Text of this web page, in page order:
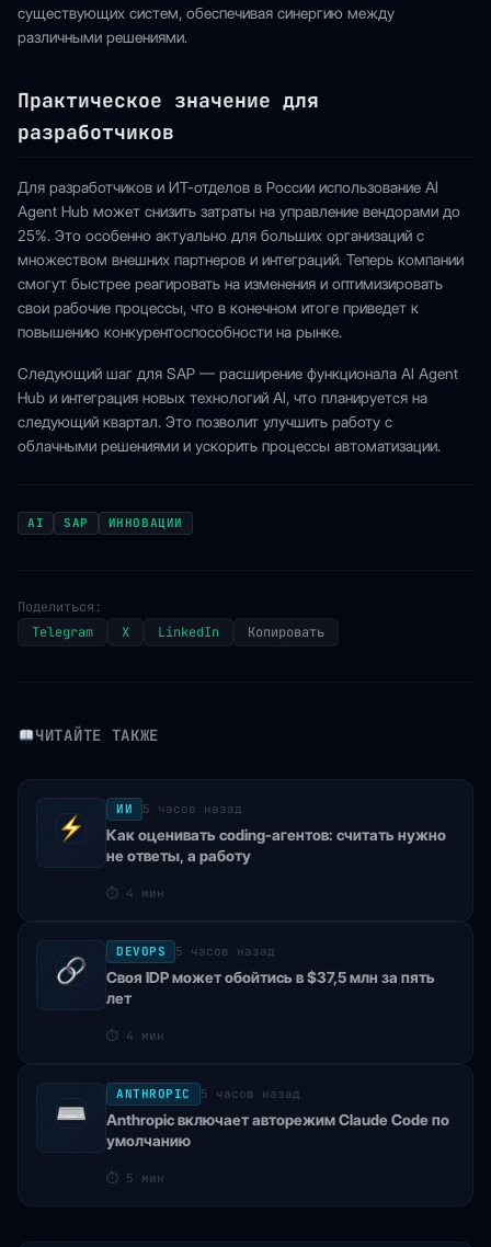
существующих систем, обеспечивая синергию между
различными решениями.
Практическое значение для
разработчиков
Для разработчиков и ИТ-отделов в России использование AI
Agent Hub может снизить затраты на управление вендорами до
25%. Это особенно актуально для больших организаций с
множеством внешних партнеров и интеграций. Теперь компании
смогут быстрее реагировать на изменения и оптимизировать
свои рабочие процессы, что в конечном итоге приведет к
повышению конкурентоспособности на рынке.
Следующий шаг для SAP — расширение функционала AI Agent
Hub и интеграция новых технологий AI, что планируется на
следующий квартал. Это позволит улучшить работу с
облачными решениями и ускорить процессы автоматизации.
AI SAP ИННОВАЦИИ
Поделиться:
Telegram
X LinkedIn Копировать
ЧИТАЙТЕ ТАКЖЕ
ИИ 5 часов назад
Как оценивать coding-агентов: считать нужно
не ответы, а работу
⏱ 4 мин
DEVOPS 5 часов назад
Своя IDP может обойтись в $37,5 млн за пять
лет
⏱ 4 мин
ANTHROPIC 5 часов назад
Anthropic включает авторежим Claude Code по
умолчанию
⏱ 5 мин